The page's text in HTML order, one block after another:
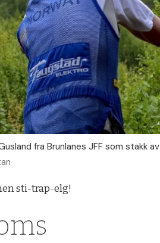
fra Brunlanes JFF som stakk av
sti-trap-elg!